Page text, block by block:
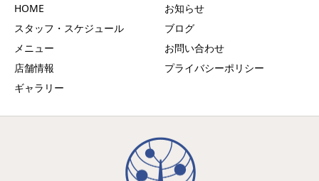
HOME
スタッフ・スケジュール
メニュー
店舗情報
ギャラリー
お知らせ
ブログ
お問い合わせ
プライバシーポリシー